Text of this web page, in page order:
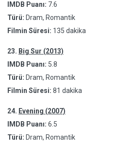
IMDB Puanı: 7.6
Türü: Dram, Romantik
Filmin Süresi: 135 dakika
23. Big Sur (2013)
IMDB Puanı: 5.8
Türü: Dram, Romantik
Filmin Süresi: 81 dakika
24. Evening (2007)
IMDB Puanı: 6.5
Türü: Dram, Romantik